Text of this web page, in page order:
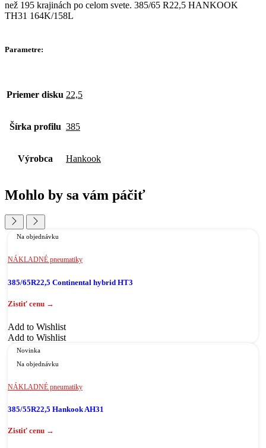
než 195 krajinách po celom svete. 385/65 R22,5 HANKOOK
TH31 164K/158L
Parametre:
Priemer disku 22,5
Šírka profilu 385
Výrobca Hankook
Mohlo by sa vám páčiť
Na objednávku
NÁKLADNÉ pneumatiky
385/65R22,5 Continental hybrid HT3
Add to Wishlist
Add to Wishlist
Novinka
Na objednávku
NÁKLADNÉ pneumatiky
385/55R22,5 Hankook AH31